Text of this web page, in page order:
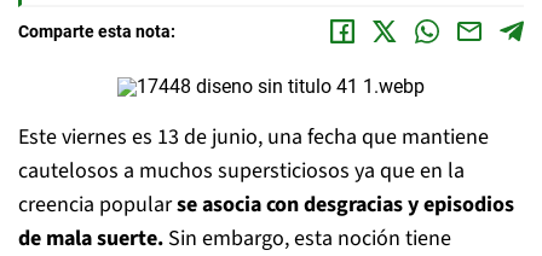
Comparte esta nota:
Este viernes es 13 de junio, una fecha que mantiene
cautelosos a muchos supersticiosos ya que en la
creencia popularse asocia con desgracias y episodios
de mala suerte. Sin embargo, esta noción tiene